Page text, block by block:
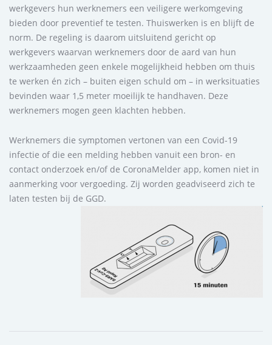
werkgevers hun werknemers een veiligere werkomgeving
bieden door preventief te testen. Thuiswerken is en blijft de
norm. De regeling is daarom uitsluitend gericht op
werkgevers waarvan werknemers door de aard van hun
werkzaamheden geen enkele mogelijkheid hebben om thuis
te werken én zich – buiten eigen schuld om – in werksituaties
bevinden waar 1,5 meter moeilijk te handhaven. Deze
werknemers mogen geen klachten hebben.
Werknemers die symptomen vertonen van een Covid-19
infectie of die een melding hebben vanuit een bron- en
contact onderzoek en/of de CoronaMelder app, komen niet in
aanmerking voor vergoeding. Zij worden geadviseerd zich te
laten testen bij de GGD.